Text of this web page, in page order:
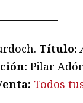
Título:
Pilar
Todos